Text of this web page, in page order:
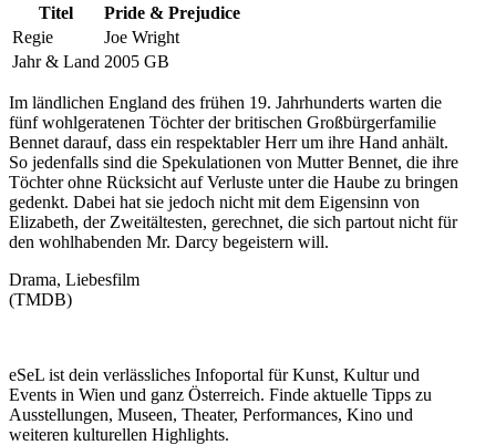
Titel
Pride & Prejudice
Regie
Joe Wright
Jahr & Land 2005 GB
Im ländlichen England des frühen 19. Jahrhunderts warten die
fünf wohlgeratenen Töchter der britischen Großbürgerfamilie
Bennet darauf, dass ein respektabler Herr um ihre Hand anhält.
So jedenfalls sind die Spekulationen von Mutter Bennet, die ihre
Töchter ohne Rücksicht auf Verluste unter die Haube zu bringen
gedenkt. Dabei hat sie jedoch nicht mit dem Eigensinn von
Elizabeth, der Zweitältesten, gerechnet, die sich partout nicht für
den wohlhabenden Mr. Darcy begeistern will.
Drama, Liebesfilm
(TMDB)
eSeL ist dein verlässliches Infoportal für Kunst, Kultur und
Events in Wien und ganz Österreich. Finde aktuelle Tipps zu
Ausstellungen, Museen, Theater, Performances, Kino und
weiteren kulturellen Highlights.